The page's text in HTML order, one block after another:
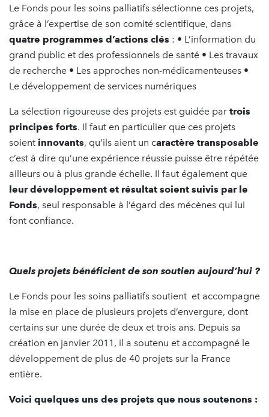
Le Fonds pour les soins palliatifs sélectionne ces projets,
grâce à l’expertise de son comité scientifique, dans
quatre programmes d’actions clés : • L’information du
grand public et des professionnels de santé • Les travaux
de recherche • Les approches non-médicamenteuses •
Le développement de services numériques
La sélection rigoureuse des projets est guidée par trois
principes forts. Il faut en particulier que ces projets
soient innovants, qu’ils aient un caractère transposable
c’est à dire qu’une expérience réussie puisse être répétée
ailleurs ou à plus grande échelle. Il faut également que
leur développement et résultat soient suivis par le
Fonds, seul responsable à l’égard des mécènes qui lui
font confiance.
Quels projets bénéficient de son soutien aujourd’hui ?
Le Fonds pour les soins palliatifs soutient et accompagne
la mise en place de plusieurs projets d’envergure, dont
certains sur une durée de deux et trois ans. Depuis sa
création en janvier 2011, il a soutenu et accompagné le
développement de plus de 40 projets sur la France
entière.
Voici quelques uns des projets que nous soutenons :